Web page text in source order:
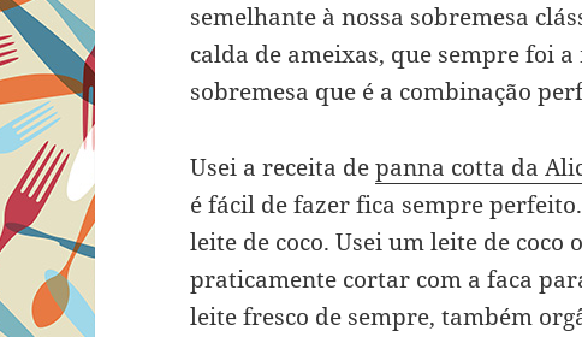
semelhante à nossa sobremesa
calda de ameixas, que sempre foi
sobremesa que é a combinação
Usei a receita depanna cotta da
é fácil de fazer fica sempre
leite de coco. Usei um leite de coco
praticamente cortar com a faca
leite fresco de sempre, também